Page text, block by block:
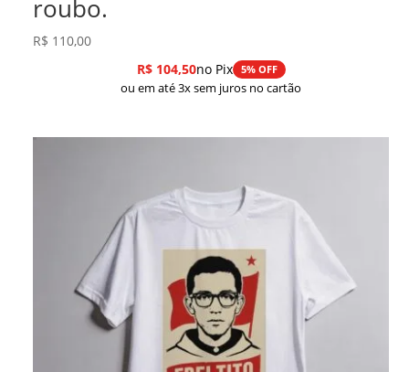
roubo.
R$ 110,00
R$104,50no Pix 5% OFF
ou em até 3x sem juros no cartão